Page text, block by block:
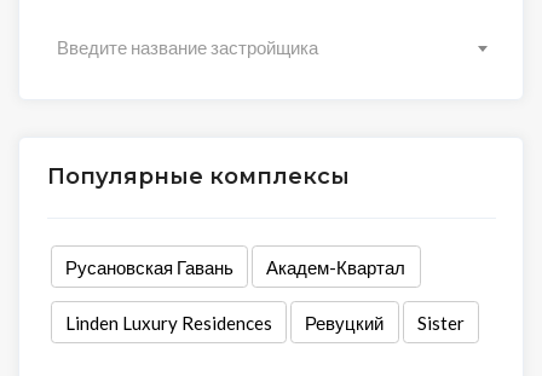
Введите название застройщика
Популярные комплексы
Русановская Гавань Академ-Квартал
Linden Luxury Residences Ревуцкий Sister